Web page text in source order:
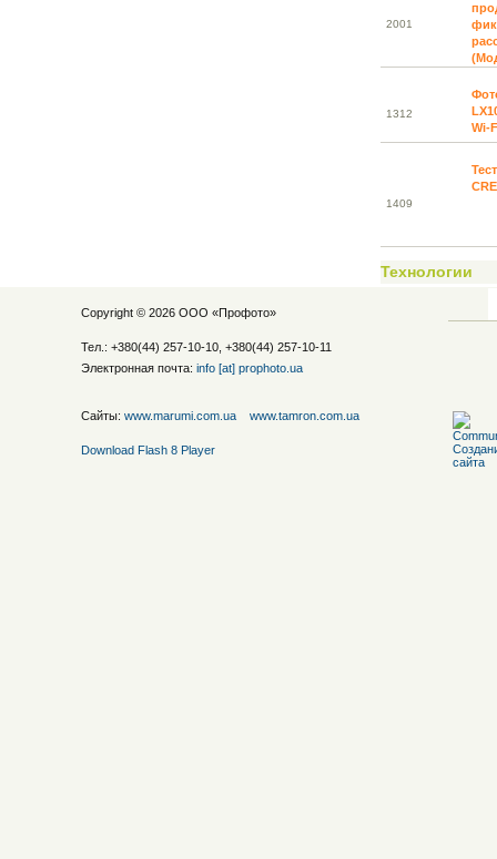
2001
1312
Wi-
1409
Технологии
Copyright © 2026 ООО «Профото»
Тел.: +380(44) 257-10-10, +380(44) 257-10-11
Электронная почта: info [at] prophoto.ua
Сайты: www.marumi.com.ua www.tamron.com.ua
Download Flash 8 Player